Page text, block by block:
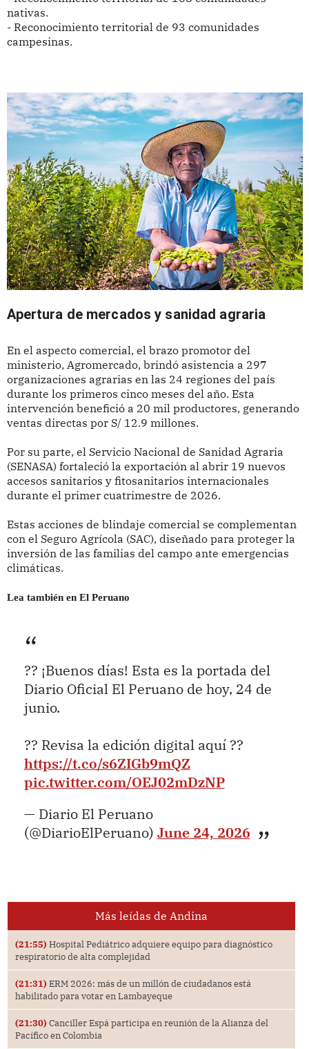
nativas.
- Reconocimiento territorial de 93 comunidades
campesinas.
Apertura de mercados y sanidad agraria
En el aspecto comercial, el brazo promotor del
ministerio, Agromercado, brindó asistencia a 297
organizaciones agrarias en las 24 regiones del país
durante los primeros cinco meses del año. Esta
intervención benefició a 20 mil productores, generando
ventas directas por S/ 12.9 millones.
Por su parte, el Servicio Nacional de Sanidad Agraria
(SENASA) fortaleció la exportación al abrir 19 nuevos
accesos sanitarios y fitosanitarios internacionales
durante el primer cuatrimestre de 2026.
Estas acciones de blindaje comercial se complementan
con el Seguro Agrícola (SAC), diseñado para proteger la
inversión de las familias del campo ante emergencias
climáticas.
Lea también en El Peruano
?? ¡Buenos días! Esta es la portada del
Diario Oficial El Peruano de hoy, 24 de
junio.
?? Revisa la edición digital aquí ??
https://t.co/s6ZIGb9mQZ
pic.twitter.com/OEJ02mDzNP
— Diario El Peruano
(@DiarioElPeruano) June 24, 2026
Más leídas de Andina
(21:55) Hospital Pediátrico adquiere equipo para diagnóstico
respiratorio de alta complejidad
(21:31) ERM 2026: más de un millón de ciudadanos está
habilitado para votar en Lambayeque
(21:30) Canciller Espá participa en reunión de la Alianza del
Pacífico en Colombia